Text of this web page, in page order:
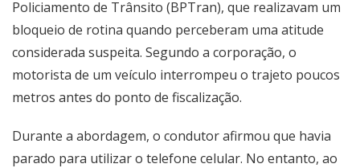
Policiamento de Trânsito (BPTran), que realizavam um
bloqueio de rotina quando perceberam uma atitude
considerada suspeita. Segundo a corporação, o
motorista de um veículo interrompeu o trajeto poucos
metros antes do ponto de fiscalização.
Durante a abordagem, o condutor afirmou que havia
parado para utilizar o telefone celular. No entanto, ao